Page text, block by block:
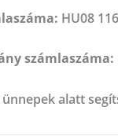
HU08
számlaszáma:
alatt